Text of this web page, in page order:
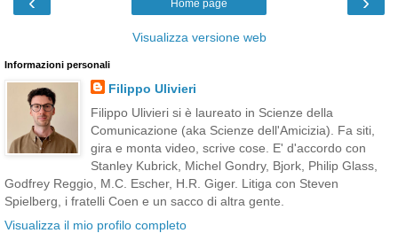
Home page
Visualizza versione web
Informazioni personali
Filippo Ulivieri
Filippo Ulivieri si è laureato in Scienze della
Comunicazione (aka Scienze dell'Amicizia). Fa siti,
gira e monta video, scrive cose. E' d'accordo con
Stanley Kubrick, Michel Gondry, Bjork, Philip Glass,
Godfrey Reggio, M.C. Escher, H.R. Giger. Litiga con Steven
Spielberg, i fratelli Coen e un sacco di altra gente.
Visualizza il mio profilo completo